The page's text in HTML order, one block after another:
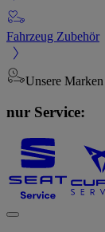
Fahrzeug Zubehör
Unsere Marken
nur Service: